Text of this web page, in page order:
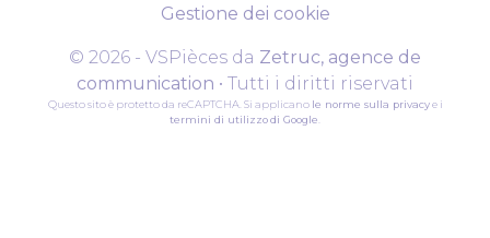
Gestione dei cookie
© 2026 - VSPièces da Zetruc, agence de
communication • Tutti i diritti riservati
Questo sito è protetto da reCAPTCHA. Si applicano le norme sulla privacye i
termini di utilizzodi Google